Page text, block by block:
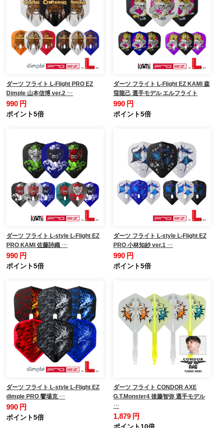
ダーツ フライト L-Flight PRO EZ
Dimple 山本信博 ver.2 …
990 円
ポイント5倍
ダーツ フライト L-Flight EZ KAMI 森
窪龍己 選手モデル エルフライト
990 円
ポイント5倍
ダーツ フライト L-style L-Flight EZ
PRO KAMI 佐藤詩織 …
990 円
ポイント5倍
ダーツ フライト L-style L-Flight EZ
PRO 小林知紗 ver.1 …
990 円
ポイント5倍
ダーツ フライト L-style L-Flight EZ
dimple PRO 饗場克 …
990 円
ポイント5倍
ダーツ フライト CONDOR AXE
G.T.Monster4 後藤智弥 選手モデル
…
1,879 円